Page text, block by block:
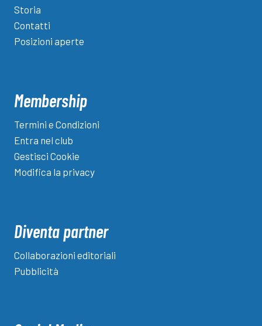
Storia
Contatti
Posizioni aperte
Membership
Termini e Condizioni
Entra nel club
Gestisci Cookie
Modifica la privacy
Diventa partner
Collaborazioni editoriali
Pubblicità